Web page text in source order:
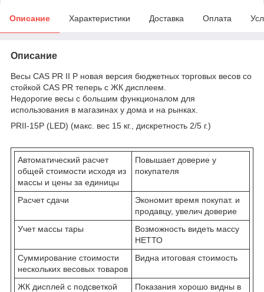
Описание Характеристики Доставка Оплата
Описание
Весы CAS PR II P новая версия бюджетных торговых весов со
стойкой CAS PR теперь с ЖК дисплеем.
Недорогие весы с большим функционалом для
использования в магазинах у дома и на рынках.
PRII-15P (LED) (макс. вес 15 кг., дискретность 2/5 г.)
Автоматический расчет
общей стоимости исходя из
массы и цены за единицы
Повышает доверие у
покупателя
Расчет сдачи
Экономит время покупат. и
продавцу, увелич доверие
Учет массы тары
Возможность видеть массу
НЕТТО
Суммирование стоимости
нескольких весовых товаров
Видна итоговая стоимость
ЖК дисплей с подсветкой
Показания хорошо видны в